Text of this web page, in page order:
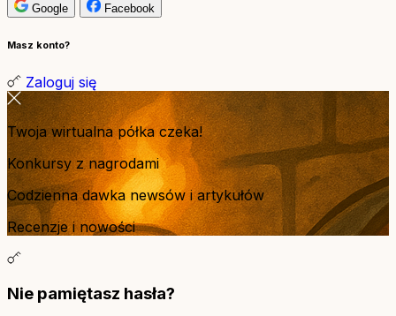
Google
Facebook
Masz konto?
Zaloguj się
Twoja wirtualna półka czeka!
Konkursy z nagrodami
Codzienna dawka newsów i artykułów
Recenzje i nowości
Nie pamiętasz hasła?